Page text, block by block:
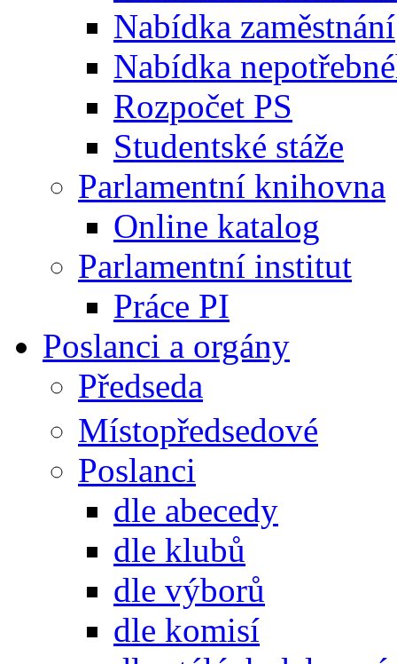
Nabídka zaměstnání
Nabídka
Rozpočet PS
Studentské stáže
Parlamentní knihovna
Online katalog
Parlamentní institut
Práce PI
Poslanci a orgány
Předseda
Místopředsedové
Poslanci
dle abecedy
dle klubů
dle výborů
dle komisí